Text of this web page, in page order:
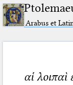
Arabus et
αἱ λοιπαὶ